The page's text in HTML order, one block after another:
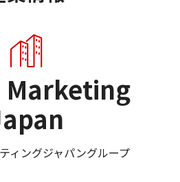
Marketing
ィングジャパングループ